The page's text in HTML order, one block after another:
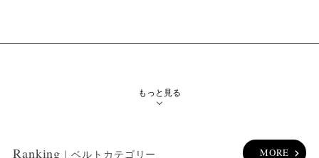
もっと見る
Ranking ｜ベルトカテゴリー MORE